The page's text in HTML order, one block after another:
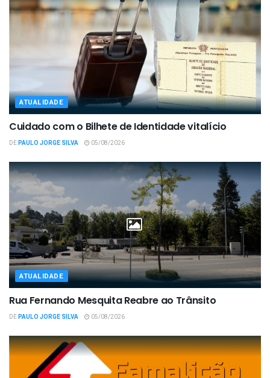
ATUALIDADE
Cuidado com o Bilhete de Identidade vitalício
DEPAULO JORGE SILVA 05/08/2026
ATUALIDADE
Rua Fernando Mesquita Reabre ao Trânsito
DEPAULO JORGE SILVA 05/08/2026